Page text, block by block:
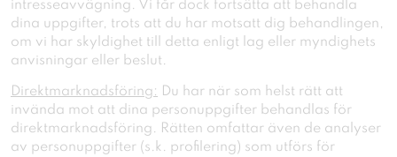
intresseavvägning. Vi får dock fortsätta att behandla
dina uppgifter, trots att du har motsatt dig behandlingen,
om vi har skyldighet till detta enligt lag eller myndighets
anvisningar eller beslut.
Direktmarknadsföring: Du har när som helst rätt att
invända mot att dina personuppgifter behandlas för
direktmarknadsföring. Rätten omfattar även de analyser
av personuppgifter (s.k. profilering) som utförs för